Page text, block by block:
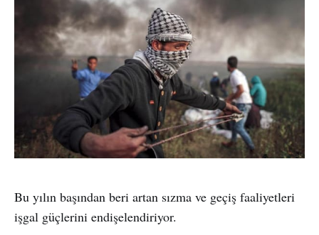
Bu yılın başından beri artan sızma ve geçiş faaliyetleri
işgal güçlerini endişelendiriyor.